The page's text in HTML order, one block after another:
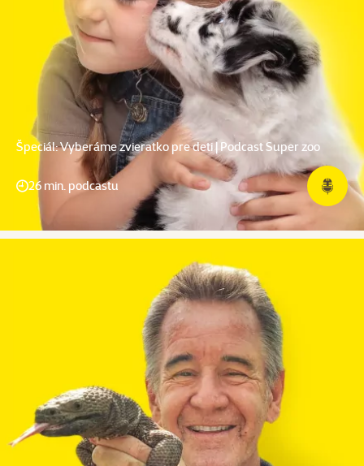
Špeciál: Vyberáme zvieratko pre deti | Podcast Super zoo
26 min. podcastu